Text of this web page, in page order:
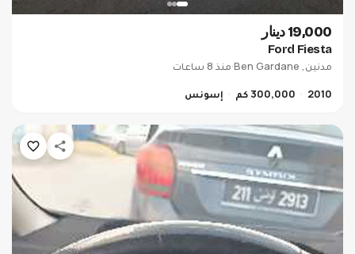
19,000 دينار
Ford Fiesta
مدنين, Ben Gardane
·منذ 8 ساعات
2010
300,000 كم إسونس